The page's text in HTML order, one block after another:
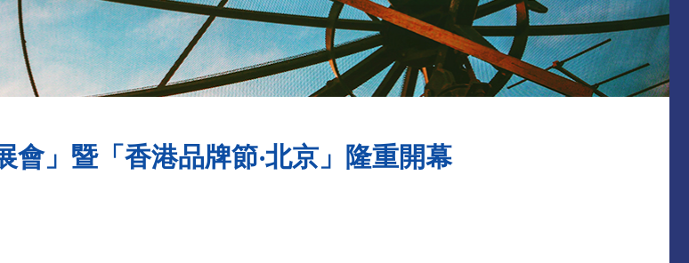
會」暨「香港品牌節‧北京」隆重開幕